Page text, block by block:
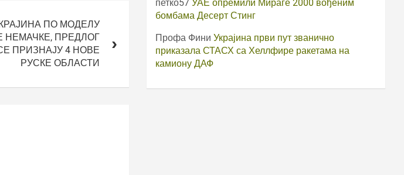
ПО МОДЕЛУ
НЕМАЧКЕ, ПРЕДЛОГ
ПРИЗНАЈУ 4 НОВЕ
РУСКЕ ОБЛАСТИ
петко57 УАЕ опремили Мираге 2000 вођеним
бомбама Десерт Стинг
Профа Фини Украјина први пут званично
приказала СТАСХ са Хеллфире ракетама на
камиону ДАФ